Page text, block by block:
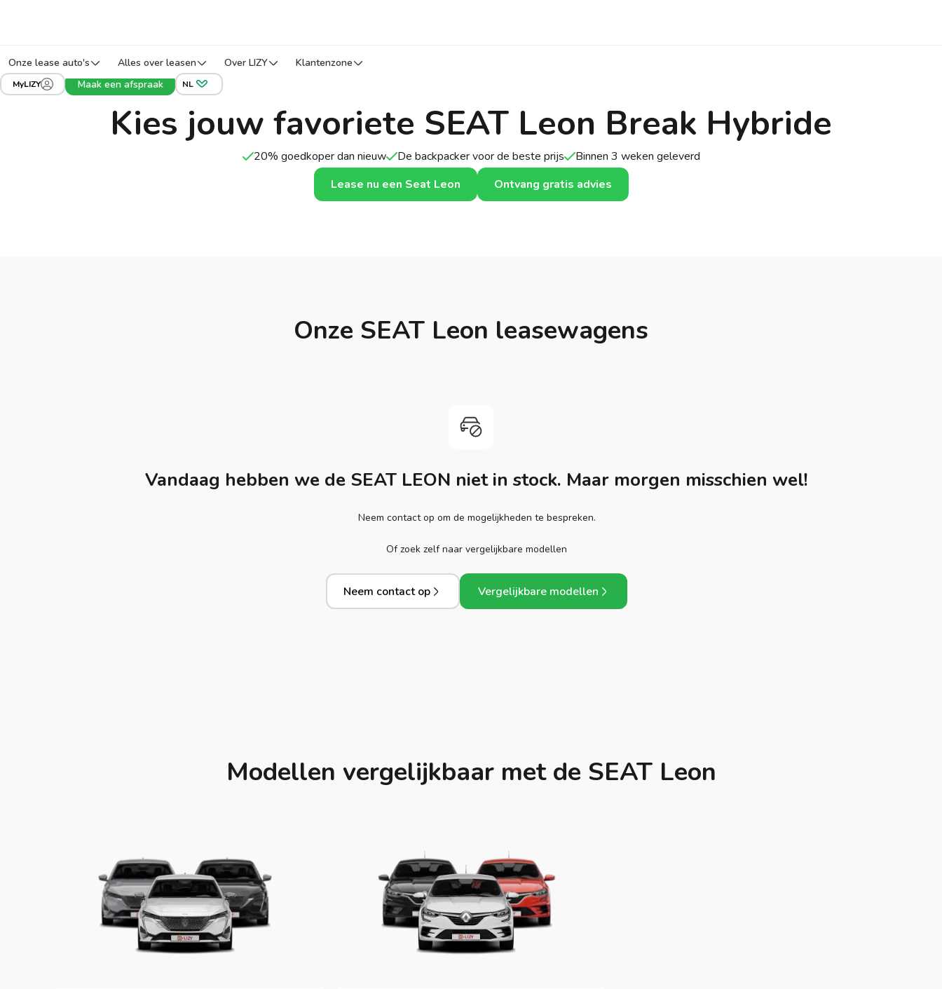
Onze lease auto's Alles over leasen Over LIZY Klantenzone
MyLIZY Maak een afspraak NL
Kies jouw favoriete SEAT Leon Break Hybride
20% goedkoper dan nieuw De backpacker voor de beste prijs
Binnen 3 weken geleverd
Lease nu een Seat Leon
Ontvang gratis advies
Onze SEAT Leon leasewagens
Vandaag hebben we de SEAT LEON niet in stock. Maar morgen misschien wel!
Neem contact op om de mogelijkheden te bespreken.
Of zoek zelf naar vergelijkbare modellen
Neem contact op Vergelijkbare modellen
Modellen vergelijkbaar met de SEAT Leon